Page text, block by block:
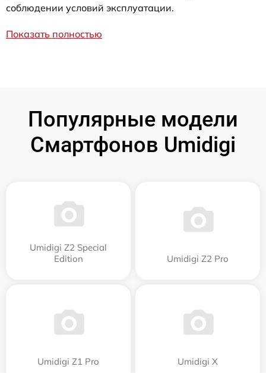
соблюдении условий эксплуатации.
Показать полностью
Популярные модели
Смартфонов Umidigi
Umidigi Z2 Special
Edition
Umidigi Z2 Pro
Umidigi Z1 Pro Umidigi X